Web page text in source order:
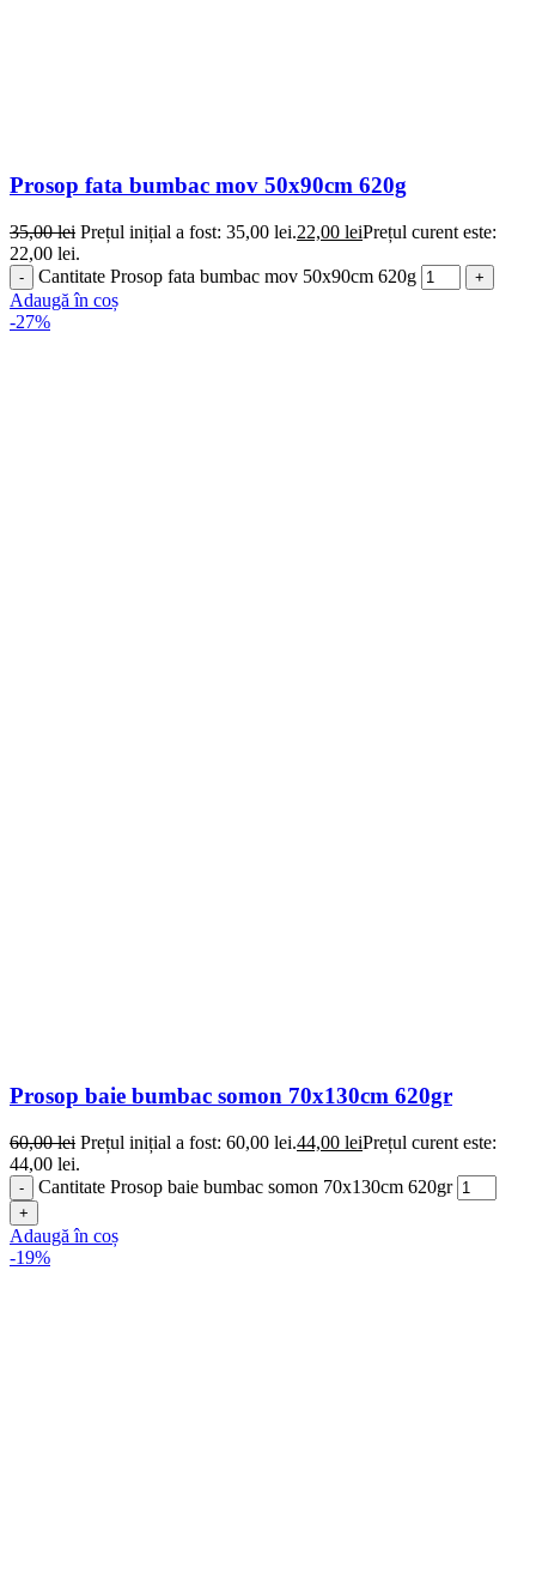
Prosop fata bumbac mov 50x90cm 620g
35,00lei Prețul inițial a fost: 35,00 lei.22,00 leiPrețul curent este:
22,00 lei.
Cantitate Prosop fata bumbac mov 50x90cm 620g
Adaugă în coș
-27%
Prosop baie bumbac somon 70x130cm 620gr
60,00lei Prețul inițial a fost: 60,00 lei.44,00 leiPrețul curent este:
44,00 lei.
Cantitate Prosop baie bumbac somon 70x130cm 620gr
Adaugă în coș
-19%